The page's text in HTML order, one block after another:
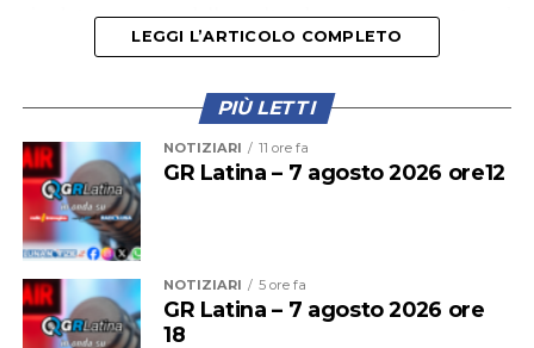
ricadute concrete delle scelte che saranno assunte nei
prossimi anni.LEGGI L’ARTICOLO COMPLETO
PIÙ LETTI
NOTIZIARI 11 ore fa
GR Latina – 7 agosto 2026 ore12
NOTIZIARI 5 ore fa
GR Latina – 7 agosto 2026 ore
18